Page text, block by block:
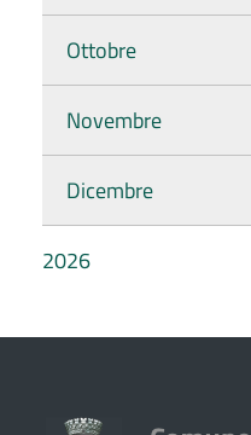
Ottobre
Novembre
Dicembre
2026